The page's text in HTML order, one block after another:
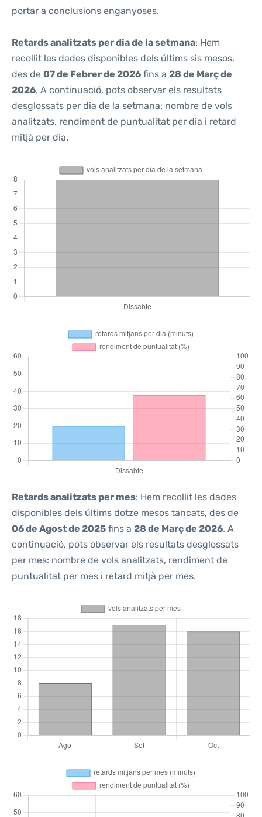
portar a conclusions enganyoses.
Retards analitzats per dia de la setmana: Hem
recollit les dades disponibles dels últims sis mesos,
des de 07 de Febrer de 2026 fins a 28 de Març de
2026. A continuació, pots observar els resultats
desglossats per dia de la setmana: nombre de vols
analitzats, rendiment de puntualitat per dia i retard
mitjà per dia.
Retards analitzats per mes: Hem recollit les dades
disponibles dels últims dotze mesos tancats, des de
06 de Agost de 2025 fins a 28 de Març de 2026. A
continuació, pots observar els resultats desglossats
per mes: nombre de vols analitzats, rendiment de
puntualitat per mes i retard mitjà per mes.